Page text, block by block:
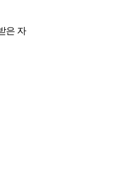
은 자